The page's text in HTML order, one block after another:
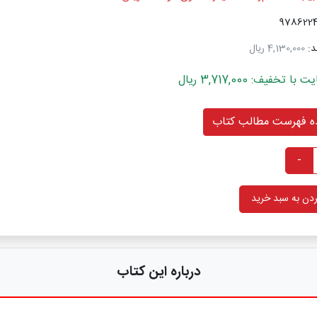
4,130,000 ریال
3,717,000 ریال
فهرست مطالب کتاب
-
به سبد خرید
درباره این کتاب